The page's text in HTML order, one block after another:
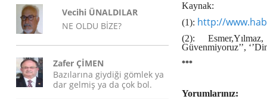
Vecihi ÜNALDILAR
NE OLDU BİZE?
Zafer ÇİMEN
Bazılarına giydiği gömlek ya
dar gelmiş ya da çok bol.
Kaynak:
(1): http://
(2):
Güvenmiyoruz’’,
***
Yorumlarınız: